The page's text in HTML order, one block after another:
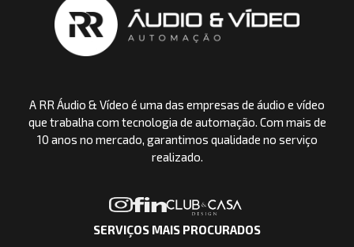
A RR Áudio & Vídeo é uma das empresas de áudio e vídeo
que trabalha com tecnologia de automação. Com mais de
10 anos no mercado, garantimos qualidade no serviço
realizado.
SERVIÇOS MAIS PROCURADOS